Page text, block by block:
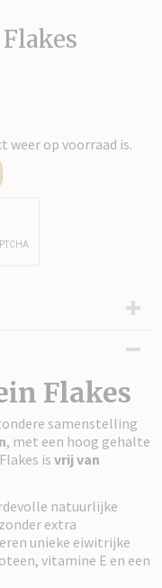
weer op voorraad is.
Flakes
samenstelling
, met een hoog gehalte
is vrij van
natuurlijke
zonder extra
unieke eiwitrijke
vitamine E en een